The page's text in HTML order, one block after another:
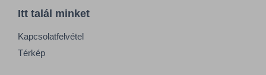
Itt talál minket
Kapcsolatfelvétel
Térkép